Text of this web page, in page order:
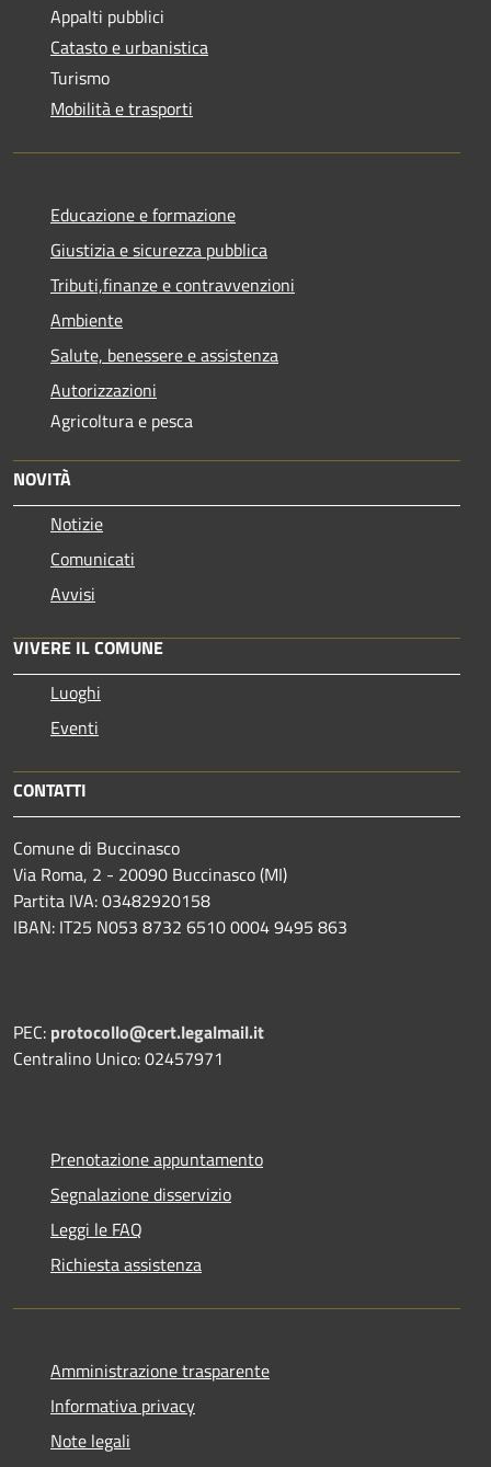
Appalti pubblici
Catasto e urbanistica
Turismo
Mobilità e trasporti
Educazione e formazione
Giustizia e sicurezza pubblica
Tributi,finanze e contravvenzioni
Ambiente
Salute, benessere e assistenza
Autorizzazioni
Agricoltura e pesca
NOVITÀ
Notizie
Comunicati
Avvisi
VIVERE IL COMUNE
Luoghi
Eventi
CONTATTI
Comune di Buccinasco
Via Roma, 2 - 20090 Buccinasco (MI)
Partita IVA: 03482920158
IBAN: IT25 N053 8732 6510 0004 9495 863
PEC: protocollo@cert.legalmail.it
Centralino Unico: 02457971
Prenotazione appuntamento
Segnalazione disservizio
Leggi le FAQ
Richiesta assistenza
Amministrazione trasparente
Informativa privacy
Note legali